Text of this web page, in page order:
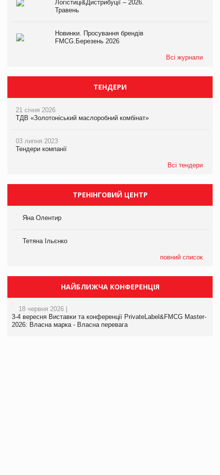
Логістиці&Дистрибуції – 2026.
Травень
Новинки. Просування брендів
FMCG.Березень 2026
Всі журнали
ТЕНДЕРИ
21 січня 2026
ТДВ «Золотоніський маслоробний комбінат»
03 липня 2023
Тендери компанії
Всі тендери
ТРЕНІНГОВИЙ ЦЕНТР
Яна Олентир
Тетяна Ільєнко
повний список
НАЙБЛИЖЧА КОНФЕРЕНЦІЯ
18 червня 2026 |
3-4 вересня Виставки та конференції PrivateLabel&FMCG Master-
2026: Власна марка - Власна перевага